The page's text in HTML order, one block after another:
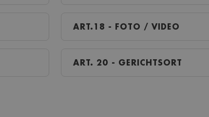
ART.18 - FOTO / VIDEO
ART. 20 - GERICHTSORT